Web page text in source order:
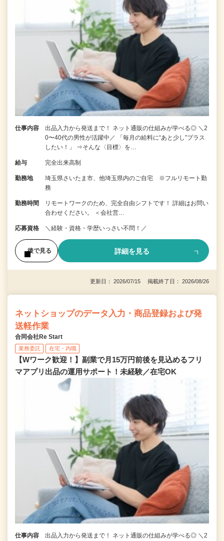
仕事内容
出品入力から発送まで！ ネット通販の仕組みが学べる◎ ＼2
0〜40代の男性が活躍中／ 「毎月の給料に“あと少し”プラス
したい！」 ⇒そんな〈目標〉を…
給与 完全出来高制
勤務地
埼玉県さいたま市、他埼玉県内のご自宅 ※フルリモート勤
務
勤務時間
リモートワークのため、完全自由シフトです！ 詳細はお問い
合わせください。 ＜会社営…
応募資格 ＼経験・資格・学歴いっさい不問！／
後で見る 詳細を見る
更新日： 2026/07/15 掲載終了日： 2026/08/26
ネットショップのデータ入力・商品登録および発
送軽作業
合同会社Re Start
業務委託 在宅・内職
【Wワーク歓迎！】副業で月15万円前後を見込めるフリ
マアプリ出品の運用サポート！未経験／在宅OK
仕事内容
出品入力から発送まで！ ネット通販の仕組みが学べる◎ ＼2